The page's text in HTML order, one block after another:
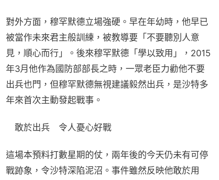
對外方面，穆罕默德立場強硬。早在年幼時，他早已
被當作未來君主般訓練，被教導要「不要聽別人意
見，順心而行」。後來穆罕默德「學以致用」，2015
年3月他作為國防部部長之時，一眾老臣力勸他不要
出兵也門，但穆罕默德無視建議毅然出兵，是沙特多
年來首次主動發起戰事。
敢於出兵　令人憂心好戰
這場本預料打數星期的仗，兩年後的今天仍未有可停
戰跡象，令沙特深陷泥沼。事件雖然反映他敢於用